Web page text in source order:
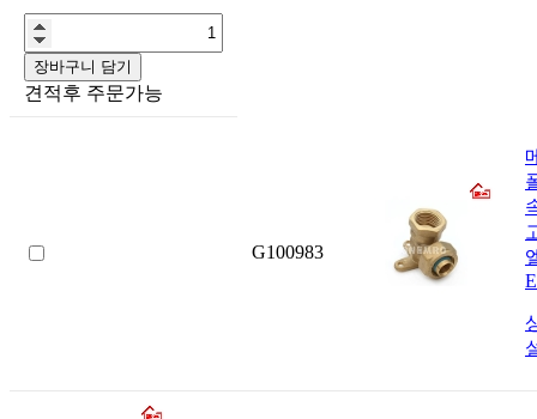
장바구니 담기
견적후 주문가능
G100983